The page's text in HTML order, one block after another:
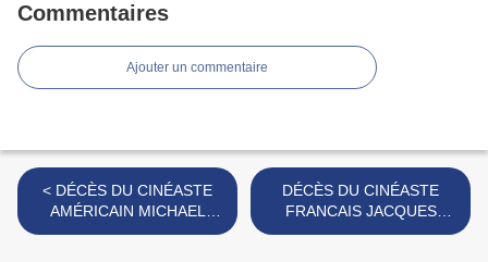
Commentaires
Ajouter un commentaire
< DÉCÈS DU CINÉASTE
AMÉRICAIN MICHAEL
CIMINO (LA PORTE DU
DÉCÈS DU CINÉASTE
FRANCAIS JACQUES
ROUFFIO >